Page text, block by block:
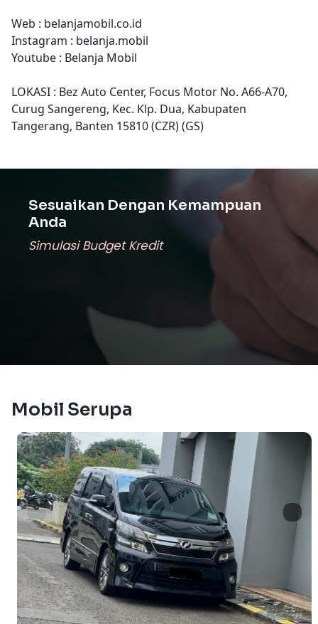
Web : belanjamobil.co.id
Instagram : belanja.mobil
Youtube : Belanja Mobil
LOKASI : Bez Auto Center, Focus Motor No. A66-A70,
Curug Sangereng, Kec. Klp. Dua, Kabupaten
Tangerang, Banten 15810 (CZR) (GS)
Sesuaikan Dengan Kemampuan
Anda
Simulasi Budget Kredit
Mobil Serupa